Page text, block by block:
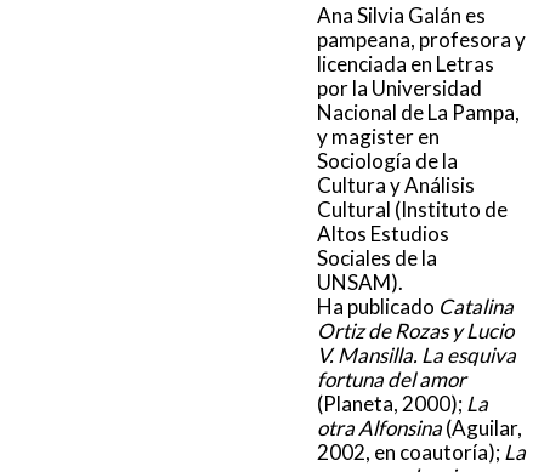
Ana Silvia Galán es
pampeana, profesora y
licenciada en Letras
por la Universidad
Nacional de La Pampa,
y magister en
Sociología de la
Cultura y Análisis
Cultural (Instituto de
Altos Estudios
Sociales de la
UNSAM).
Ha publicado Catalina
Ortiz de Rozas y Lucio
V. Mansilla. La esquiva
fortuna del amor
(Planeta, 2000);La
otra Alfonsina(Aguilar,
2002, en coautoría);La